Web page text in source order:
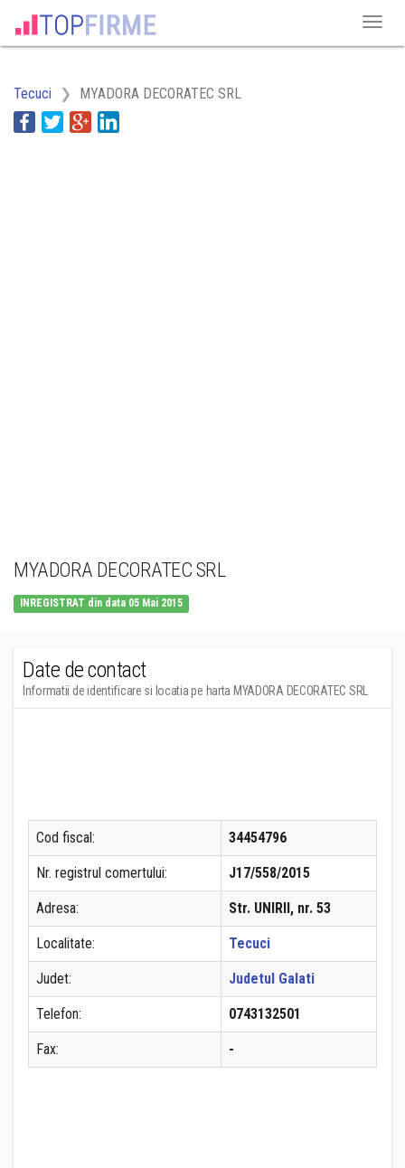
Tecuci MYADORA DECORATEC SRL
MYADORA DECORATEC SRL
INREGISTRAT din data 05 Mai 2015
Date de contact
Informatii de identificare si locatia pe harta MYADORA DECORATEC SRL
Cod fiscal: 34454796
Nr. registrul comertului: J17/558/2015
Adresa: Str. UNIRII, nr. 53
Localitate: Tecuci
Judet: Judetul Galati
Telefon: 0743132501
Fax: -